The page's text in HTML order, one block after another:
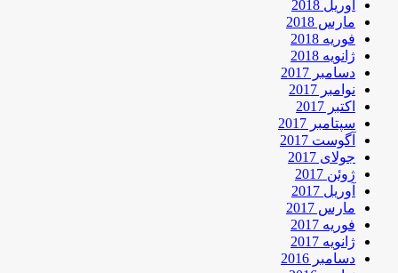
آوریل 2018
مارس 2018
فوریه 2018
ژانویه 2018
دسامبر 2017
نوامبر 2017
اکتبر 2017
سپتامبر 2017
آگوست 2017
جولای 2017
ژوئن 2017
آوریل 2017
مارس 2017
فوریه 2017
ژانویه 2017
دسامبر 2016